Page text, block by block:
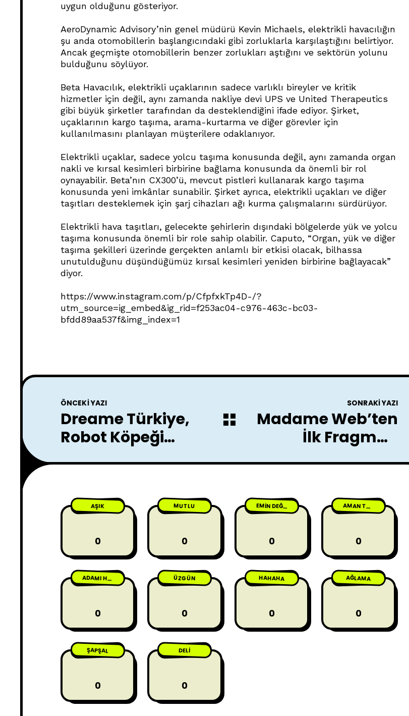
uygun olduğunu gösteriyor.
AeroDynamic Advisory’nin genel müdürü Kevin Michaels, elektrikli havacılığın
şu anda otomobillerin başlangıcındaki gibi zorluklarla karşılaştığını belirtiyor.
Ancak geçmişte otomobillerin benzer zorlukları aştığını ve sektörün yolunu
bulduğunu söylüyor.
Beta Havacılık, elektrikli uçaklarının sadece varlıklı bireyler ve kritik
hizmetler için değil, aynı zamanda nakliye devi UPS ve United Therapeutics
gibi büyük şirketler tarafından da desteklendiğini ifade ediyor. Şirket,
uçaklarının kargo taşıma, arama-kurtarma ve diğer görevler için
kullanılmasını planlayan müşterilere odaklanıyor.
Elektrikli uçaklar, sadece yolcu taşıma konusunda değil, aynı zamanda organ
nakli ve kırsal kesimleri birbirine bağlama konusunda da önemli bir rol
oynayabilir. Beta’nın CX300’ü, mevcut pistleri kullanarak kargo taşıma
konusunda yeni imkânlar sunabilir. Şirket ayrıca, elektrikli uçakları ve diğer
taşıtları desteklemek için şarj cihazları ağı kurma çalışmalarını sürdürüyor.
Elektrikli hava taşıtları, gelecekte şehirlerin dışındaki bölgelerde yük ve yolcu
taşıma konusunda önemli bir role sahip olabilir. Caputo, “Organ, yük ve diğer
taşıma şekilleri üzerinde gerçekten anlamlı bir etkisi olacak, bilhassa
unutulduğunu düşündüğümüz kırsal kesimleri yeniden birbirine bağlayacak”
diyor.
https://www.instagram.com/p/CfpfxkTp4D-/?
utm_source=ig_embed&ig_rid=f253ac04-c976-463c-bc03-
bfdd89aa537f&img_index=1
ÖNCEKI YAZI
Dreame Türkiye,
Robot Köpeği
SONRAKI YAZI
Madame Web’ten
İlk Fragman
Genişliyor
AŞIK
0
MUTLU
0
EMIN DEĞILIM
0
AMAN TANRIM
0
ADAMI HASTA ETME
0
ÜZGÜN
0
HAHAHA
0
AĞLAMA
0
ŞAPŞAL
0
DELI
0